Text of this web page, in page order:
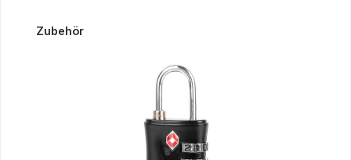
Produktgalerie überspringen
Zubehör